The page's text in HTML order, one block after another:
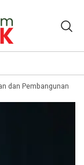
dan Pembangunan